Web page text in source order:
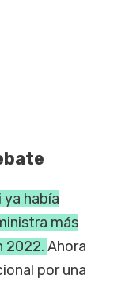
ya había
más
2022. Ahora
por una